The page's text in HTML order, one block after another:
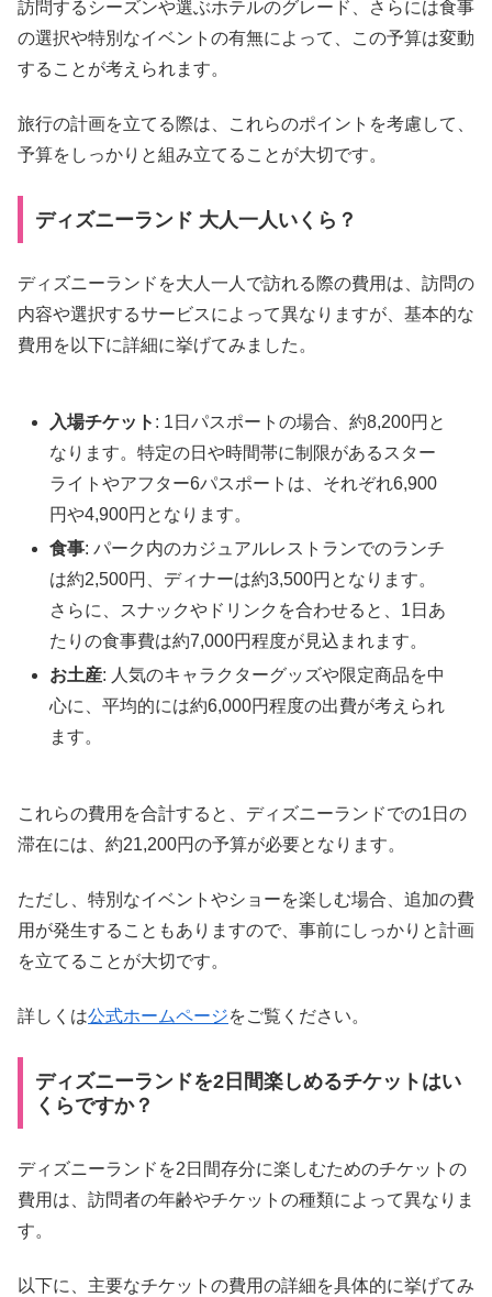
訪問するシーズンや選ぶホテルのグレード、さらには食事
の選択や特別なイベントの有無によって、この予算は変動
することが考えられます。
旅行の計画を立てる際は、これらのポイントを考慮して、
予算をしっかりと組み立てることが大切です。
ディズニーランド 大人一人いくら？
ディズニーランドを大人一人で訪れる際の費用は、訪問の
内容や選択するサービスによって異なりますが、基本的な
費用を以下に詳細に挙げてみました。
入場チケット : 1日パスポートの場合、約8,200円と
なります。特定の日や時間帯に制限があるスター
ライトやアフター6パスポートは、それぞれ6,900
円や4,900円となります。
食事: パーク内のカジュアルレストランでのランチ
は約2,500円、ディナーは約3,500円となります。
さらに、スナックやドリンクを合わせると、1日あ
たりの食事費は約7,000円程度が見込まれます。
お土産: 人気のキャラクターグッズや限定商品を中
心に、平均的には約6,000円程度の出費が考えられ
ます。
これらの費用を合計すると、ディズニーランドでの1日の
滞在には、約21,200円の予算が必要となります。
ただし、特別なイベントやショーを楽しむ場合、追加の費
用が発生することもありますので、事前にしっかりと計画
を立てることが大切です。
詳しくは公式ホームページをご覧ください。
ディズニーランドを2日間楽しめるチケットはい
くらですか？
ディズニーランドを2日間存分に楽しむためのチケットの
費用は、訪問者の年齢やチケットの種類によって異なりま
す。
以下に、主要なチケットの費用の詳細を具体的に挙げてみ